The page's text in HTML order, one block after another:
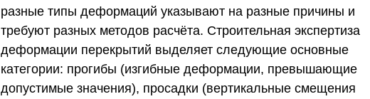
разные типы деформаций указывают на разные причины и
требуют разных методов расчёта. Строительная экспертиза
деформации перекрытий выделяет следующие основные
категории: прогибы (изгибные деформации, превышающие
допустимые значения), просадки (вертикальные смещения